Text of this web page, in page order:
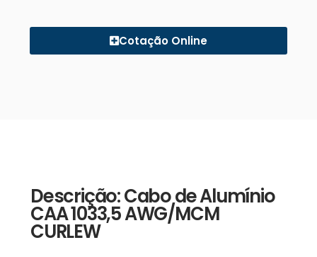
Cotação Online
Descrição: Cabo de Alumínio
CAA 1033,5 AWG/MCM
CURLEW